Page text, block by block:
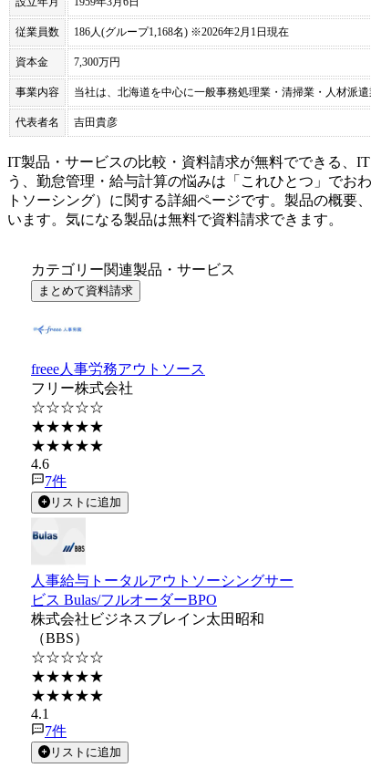
従業員数 186人(グループ1,168名) ※2026年2月1日現在
資本金 7,300万円
事業内容 当社は、北海道を中心に一般事務処理業・清掃業・人材派
代表者名 吉田貴彦
IT製品・サービスの比較・資料請求が無料でできる、
う、勤怠管理・給与計算の悩みは「これひとつ」でお
トソーシング）に関する詳細ページです。製品の概要
います。気になる製品は無料で資料請求できます。
カテゴリー関連製品・サービス
まとめて資料請求
freee人事労務アウトソース
フリー株式会社
☆☆☆☆☆
★★★★★
★★★★★
4.6
7件
リストに追加
人事給与トータルアウトソーシングサー
ビス Bulas/フルオーダーBPO
株式会社ビジネスブレイン太田昭和
（BBS）
☆☆☆☆☆
★★★★★
★★★★★
4.1
7件
リストに追加